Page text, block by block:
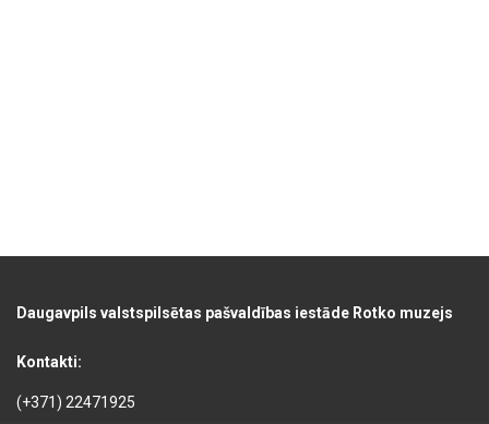
Daugavpils valstspilsētas pašvaldības iestāde Rotko muzejs
Kontakti:
(+371) 22471925